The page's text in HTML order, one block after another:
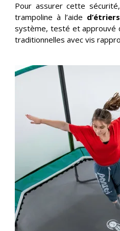
Pour assurer cette
trampoline à l’aide
système, testé et approuvé
traditionnelles avec vis